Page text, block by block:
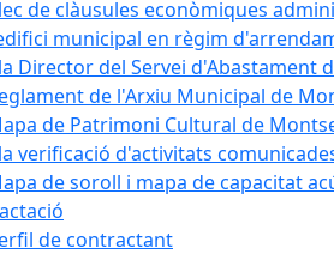
de clàusules econòmiques
municipal en règim
Director del Servei d'Abastament
de l'Arxiu Municipal de
de Patrimoni Cultural de
verificació d'activitats
de soroll i mapa de capacitat
de contractant